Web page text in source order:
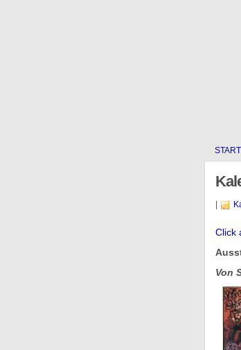
START
Click
Von